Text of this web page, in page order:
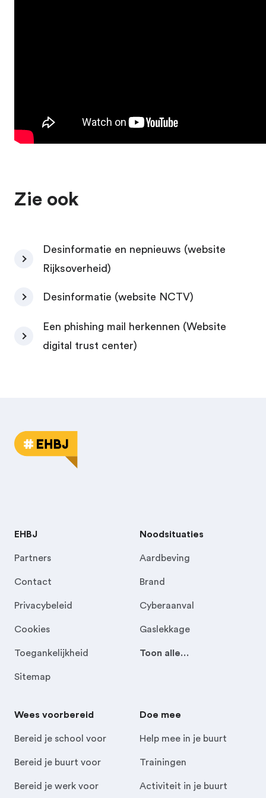
Zie ook
Desinformatie en nepnieuws (website
Rijksoverheid)
Desinformatie (website NCTV)
Een phishing mail herkennen (Website
digital trust center)
EHBJ
Partners
Contact
Privacybeleid
Cookies
Toegankelijkheid
Sitemap
Noodsituaties
Aardbeving
Brand
Cyberaanval
Gaslekkage
Toon alle…
Wees voorbereid
Bereid je school voor
Bereid je buurt voor
Bereid je werk voor
Doe mee
Help mee in je buurt
Trainingen
Activiteit in je buurt